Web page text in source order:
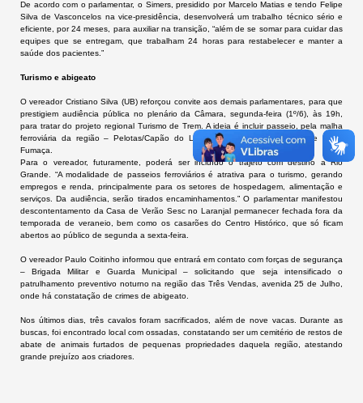
De acordo com o parlamentar, o Simers, presidido por Marcelo Matias e tendo Felipe
Silva de Vasconcelos na vice-presidência, desenvolverá um trabalho técnico sério e
eficiente, por 24 meses, para auxiliar na transição, “além de se somar para cuidar das
equipes que se entregam, que trabalham 24 horas para restabelecer e manter a
saúde dos pacientes.”
Turismo e abigeato
O vereador Cristiano Silva (UB) reforçou convite aos demais parlamentares, para que
prestigiem audiência pública no plenário da Câmara, segunda-feira (1º/6), às 19h,
para tratar do projeto regional Turismo de Trem. A ideia é incluir passeio, pela malha
ferroviária da região – Pelotas/Capão do Leão, Pedro Osório/Cerrito – de Maria
Fumaça.
Para o vereador, futuramente, poderá ser incluído o trajetocom destino a Rio
Grande. “A modalidade de passeios ferroviários é atrativa para o turismo, gerando
empregos e renda, principalmente para os setores de hospedagem, alimentação e
serviços. Da audiência, serão tirados encaminhamentos.” O parlamentar manifestou
descontentamento da Casa de Verão Sesc no Laranjal permanecer fechada fora da
temporada de veraneio, bem como os casarões do Centro Histórico, que só ficam
abertos ao público de segunda a sexta-feira.
O vereador Paulo Coitinho informou que entrará em contato com forças de segurança
– Brigada Militar e Guarda Municipal – solicitando que seja intensificado o
patrulhamento preventivo noturno na região das Três Vendas, avenida 25 de Julho,
onde há constatação de crimes de abigeato.
Nos últimos dias, três cavalos foram sacrificados, além denove vacas. Durante as
buscas, foi encontrado local com ossadas, constatando ser um cemitério de restos de
abate de animais furtados de pequenas propriedades daquela região, atestando
grande prejuízo aos criadores.